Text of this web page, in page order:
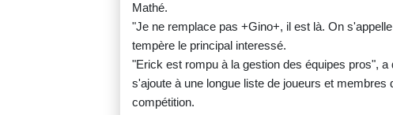
Mathé.
"Je ne remplace pas +Gino+, il est là. On
tempère le principal interessé.
"Erick est rompu à la gestion des équipes pros",
s'ajoute à une longue liste de joueurs et
compétition.